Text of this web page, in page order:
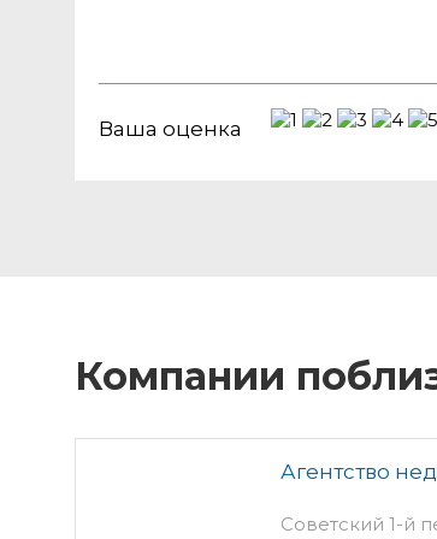
Ваша оценка
Компании
Агентство
Советский 1-й